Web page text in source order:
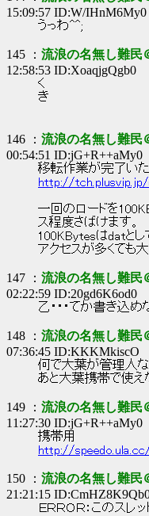
15:09:57 ID:W/IHnM6My0
うっわ^^;
145 ： 流浪の名無し難民
12:58:53 ID:XoaqjgQgb0
く
き
146 ： 流浪の名無し難民
00:54:51 ID:jG+R++aMy0
移転作業が完了いた
http://
一回のロードを
ス程度さばけます。
100KBytesはdatとし
アクセスが多くても
147 ： 流浪の名無し難民
02:22:59 ID:20gd6K6od0
乙・・・てか書き込め
148 ： 流浪の名無し難民
07:36:45 ID:KKKMkiscO
何で大葉が管理人な
あと大葉携帯で使え
149 ： 流浪の名無し難民
11:27:30 ID:jG+R++aMy0
携帯用
http://
150 ： 流浪の名無し難民
21:21:15
ＥＲＲＯＲ：このスレ